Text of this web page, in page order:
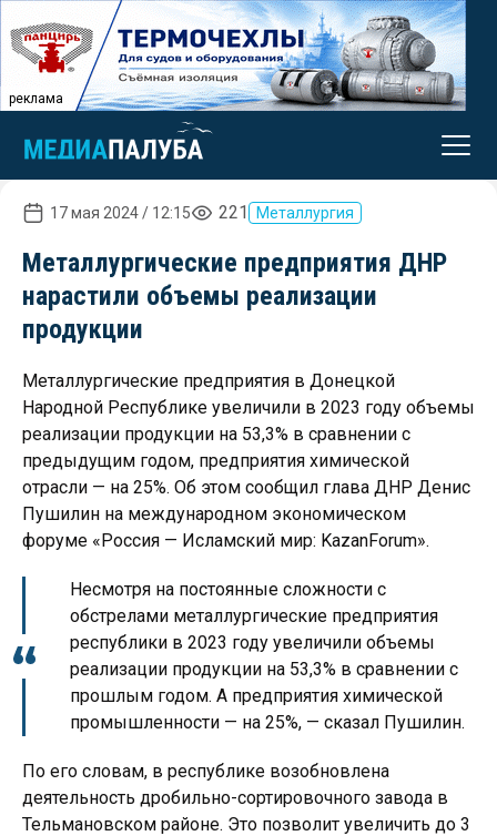
реклама
17 мая 2024 / 12:15 221 Металлургия
Металлургические предприятия ДНР
нарастили объемы реализации
продукции
Металлургические предприятия в Донецкой
Народной Республике увеличили в 2023 году объемы
реализации продукции на 53,3% в сравнении с
предыдущим годом, предприятия химической
отрасли — на 25%. Об этом сообщил глава ДНР Денис
Пушилин на международном экономическом
форуме «Россия — Исламский мир: KazanForum».
Несмотря на постоянные сложности с
обстрелами металлургические предприятия
республики в 2023 году увеличили объемы
реализации продукции на 53,3% в сравнении с
прошлым годом. А предприятия химической
промышленности — на 25%, — сказал Пушилин.
По его словам, в республике возобновлена
деятельность дробильно-сортировочного завода в
Тельмановском районе. Это позволит увеличить до 3